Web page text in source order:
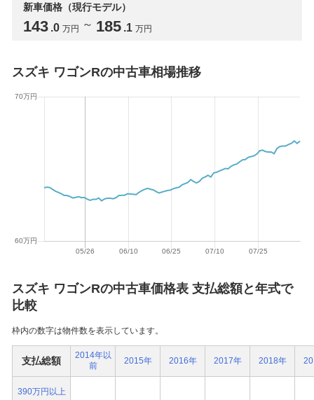
新車価格（現行モデル）
143 .0 万円 ～ 185 .1 万円
スズキ ワゴンRの中古車相場推移
スズキ ワゴンRの中古車価格表 支払総額と年式で
比較
枠内の数字は物件数を表示しています。
支払総額
390万円以上
2014年以
前
2015年 2016年 2017年 2018年